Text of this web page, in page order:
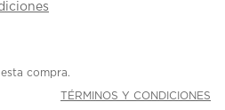
compra.
TÉRMINOS Y CONDICIONES